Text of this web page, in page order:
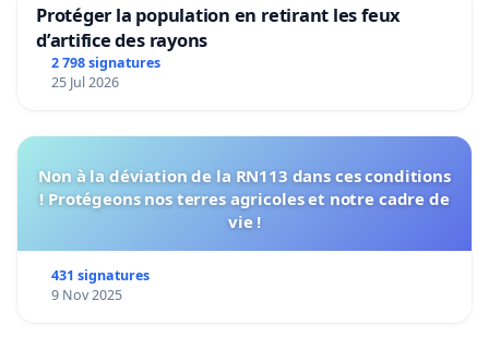
Protéger la population en retirant les feux
d’artifice des rayons
2 798 signatures
25 Jul 2026
Non à la déviation de la RN113 dans ces conditions
! Protégeons nos terres agricoles et notre cadre de
vie !
431 signatures
9 Nov 2025